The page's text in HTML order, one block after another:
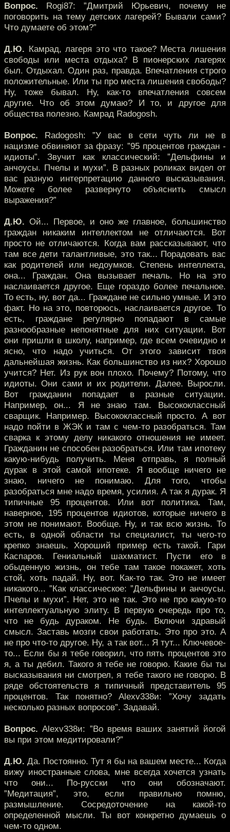
Вопрос. Rogi87: ”Дмитрий Юрьевич, почему не
поговорить на тему детских лагерей? Бывали сами?
Что думаете об этом?”
Д.Ю. Камрад, лагеря это что такое? Места лишения
свободы или места отдыха? В пионерских лагерях
был. Отдыхал. Один раз, правда. Впечатления строго
положительные. Или ты про места лишения свободы?
Ну, тоже бывал. Ну, как-то впечатления совсем
другие. Что об этом думаю? И то, и другое для
общества полезно. Камрад Radogosh.
Вопрос. Radogosh: ”У вас в сети чуть ли не в
нацизме обвиняют за фразу: ”95 процентов граждан -
идиоты”. Звучит как классический: ”Дельфины и
анчоусы. Пчелы и мухи”. В разных роликах видел от
вас разную интерпретацию данного высказывания.
Можете более развернуто объяснить смысл
выражения?”
Д.Ю. Ой... Первое, и оно же главное, большинство
граждан никаким интеллектом не отличаются. Вот
просто не отличаются. Когда вам рассказывают, что
там все дети талантливые, это так... Порадовать вас
как родителей или недоумков. Степень интеллекта,
она... Граждан. Она вызывает печаль. Но на это
наслаивается другое. Еще гораздо более печальное.
То есть, ну, вот да... Граждане не сильно умные. И это
факт. Но на это, повторюсь, наслаивается другое. То
есть, граждане регулярно попадают в самые
разнообразные непонятные для них ситуации. Вот
они пришли в школу, например, где всем очевидно и
ясно, что надо учиться. От этого зависит твоя
дальнейшая жизнь. Как большинство из них? Хорошо
учится? Нет. Из рук вон плохо. Почему? Потому, что
идиоты. Они сами и их родители. Далее. Выросли.
Вот гражданин попадает в разные ситуации.
Например, он... Я не знаю там. Высококлассный
сварщик. Например. Высококлассный просто. А вот
надо пойти в ЖЭК и там с чем-то разобраться. Там
сварка к этому делу никакого отношения не имеет.
Гражданин не способен разобраться. Или там ипотеку
какую-нибудь получить. Меня отправь, я полный
дурак в этой самой ипотеке. Я вообще ничего не
знаю, ничего не понимаю. Для того, чтобы
разобраться мне надо время, усилия. А так я дурак. Я
типичные 95 процентов. Или вот политика. Там,
наверное, 195 процентов идиотов, которые ничего в
этом не понимают. Вообще. Ну, и так всю жизнь. То
есть, в одной области ты специалист, ты чего-то
крепко знаешь. Хороший пример есть такой. Гари
Каспаров. Гениальный шахматист. Пусти его в
обыденную жизнь, он тебе там такое покажет, хоть
стой, хоть падай. Ну, вот. Как-то так. Это не имеет
никакого... ”Как классическое: ”Дельфины и анчоусы.
Пчелы и мухи”. Нет, это не так. Это не про какую-то
интеллектуальную элиту. В первую очередь про то,
что не будь дураком. Не будь. Включи здравый
смысл. Заставь мозги свои работать. Это про это. А
не про что-то другое. Ну, а так вот... Я тут... Ключевое-
то... Если бы я тебе говорил, что пять процентов это
я, а ты дебил. Такого я тебе не говорю. Какие бы ты
высказывания ни смотрел, я тебе такого не говорю. В
ряде обстоятельств я типичный представитель 95
процентов. Так понятно? Alexv338и: ”Хочу задать
несколько разных вопросов”. Задавай.
Вопрос. Alexv338и: ”Во время ваших занятий йогой
вы при этом медитировали?”
Д.Ю. Да. Постоянно. Тут я бы на вашем месте... Когда
вижу иностранные слова, мне всегда хочется узнать
что они... По-русски что они обозначают.
”Медитация”, это, если правильно помню,
размышление. Сосредоточение на какой-то
определенной мысли. Ты вот конкретно думаешь о
чем-то одном.